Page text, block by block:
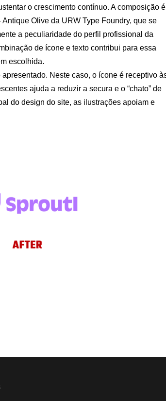
o crescimento contínuo. A composição é
Olive da URW Type Foundry, que se
a peculiaridade do perfil profissional da
de ícone e texto contribui para essa
escolhida.
Neste caso, o ícone é receptivo
ajuda a reduzir a secura e o “chato” de
do design do site, as ilustrações apoiam e